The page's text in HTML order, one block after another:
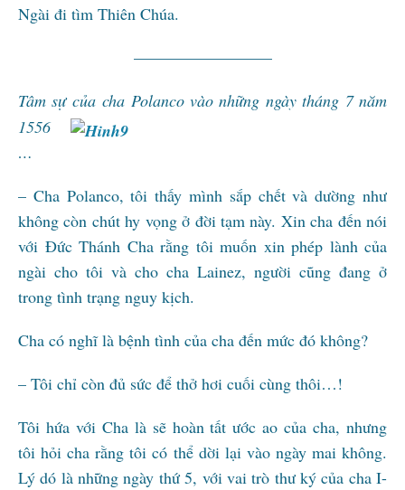
Ngài đi tìm Thiên Chúa.
————————–
Tâm sự củacha Polanco vào những ngày tháng 7 năm
1556
…
– Cha Polanco, tôi thấy mình sắp chết và dường như
không còn chút hy vọng ở đời tạm này. Xin cha đến nói
với Đức Thánh Cha rằng tôi muốn xin phép lành của
ngài cho tôi và cho cha Lainez, người cũng đang ở
trong tình trạng nguy kịch.
Cha có nghĩ là bệnh tình của cha đến mức đó không?
– Tôi chỉ còn đủ sức để thở hơi cuối cùng thôi…!
Tôi hứa với Cha là sẽ hoàn tất ước ao của cha, nhưng
tôi hỏi cha rằng tôi có thể dời lại vào ngày mai không.
Lý dó là những ngày thứ 5, với vai trò thư ký của cha I-